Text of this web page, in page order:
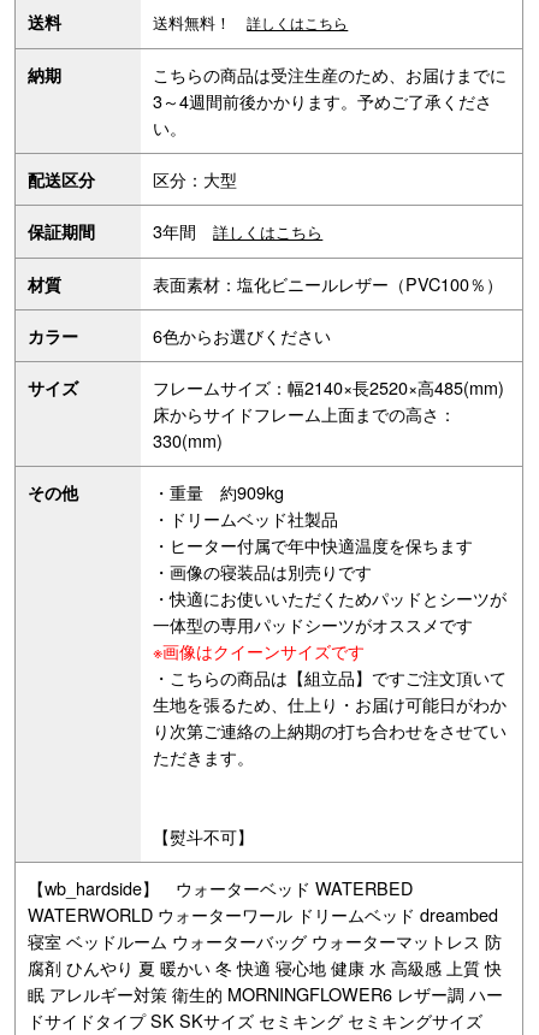
送料 送料無料！ 詳しくはこちら
納期
こちらの商品は受注生産のため、お届けまでに
3～4週間前後かかります。予めご了承くださ
い。
配送区分 区分：大型
保証期間 3年間詳しくはこちら
材質 表面素材：塩化ビニールレザー（PVC100％）
カラー 6色からお選びください
サイズ
フレームサイズ：幅2140×長2520×高485(mm)
床からサイドフレーム上面までの高さ：
330(mm)
その他
・重量 約909kg
・ドリームベッド社製品
・ヒーター付属で年中快適温度を保ちます
・画像の寝装品は別売りです
・快適にお使いいただくためパッドとシーツが
一体型の専用パッドシーツがオススメです
※画像はクイーンサイズです
・こちらの商品は【組立品】ですご注文頂いて
生地を張るため、仕上り・お届け可能日がわか
り次第ご連絡の上納期の打ち合わせをさせてい
ただきます。
【熨斗不可】
【wb_hardside】 ウォーターベッド WATERBED
WATERWORLD ウォーターワール ドリームベッド dreambed
寝室 ベッドルーム ウォーターバッグ ウォーターマットレス 防
腐剤 ひんやり 夏 暖かい 冬 快適 寝心地 健康 水 高級感 上質 快
眠 アレルギー対策 衛生的 MORNINGFLOWER6 レザー調 ハー
ドサイドタイプ SK SKサイズ セミキング セミキングサイズ